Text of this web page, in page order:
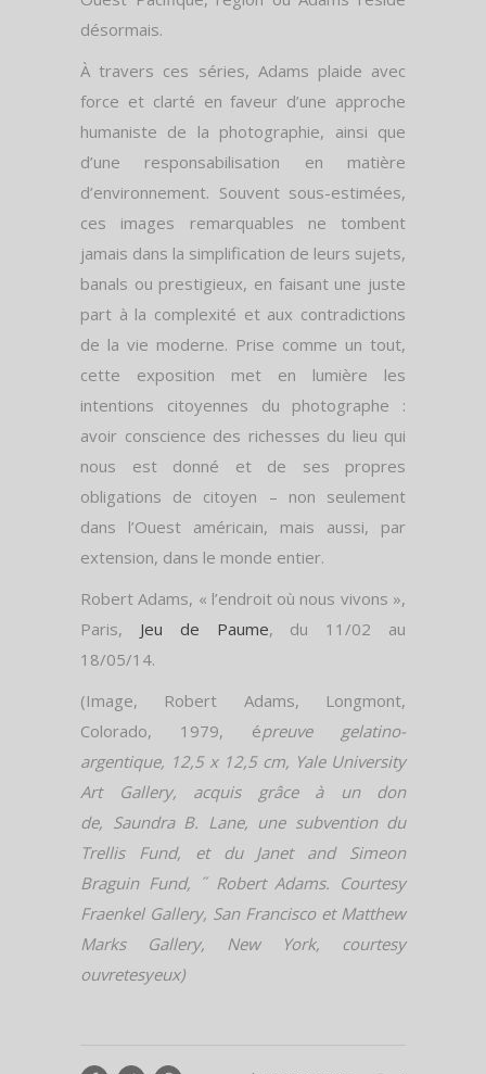
désormais.
À travers ces séries, Adams plaide avec
force et clarté en faveur d’une approche
humaniste de la photographie, ainsi que
d’une responsabilisation en matière
d’environnement. Souvent sous-estimées,
ces images remarquables ne tombent
jamais dans la simplification de leurs sujets,
banals ou prestigieux, en faisant une juste
part à la complexité et aux contradictions
de la vie moderne. Prise comme un tout,
cette exposition met en lumière les
intentions citoyennes du photographe :
avoir conscience des richesses du lieu qui
nous est donné et de ses propres
obligations de citoyen – non seulement
dans l’Ouest américain, mais aussi, par
extension, dans le monde entier.
Robert Adams, « l’endroit où nous vivons »,
Paris, Jeu de Paume, du 11/02 au
18/05/14.
(Image, Robert Adams, Longmont,
Colorado, 1979, épreuve gelatino-
argentique, 12,5 x 12,5 cm, Yale University
Art Gallery, acquis grâce à un don
de, Saundra B. Lane, une subvention du
Trellis Fund, et du Janet and Simeon
Braguin Fund, ˝ Robert Adams. Courtesy
Fraenkel Gallery, San Francisco et Matthew
Marks Gallery, New York, courtesy
ouvretesyeux)